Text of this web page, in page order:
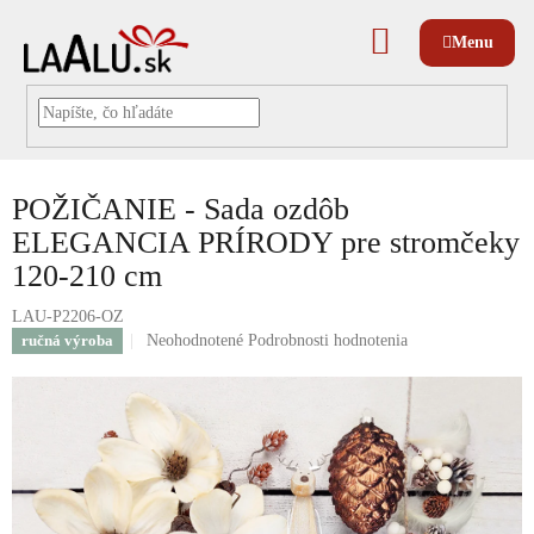
NÁKUPNÝ
KOŠÍK
POŽIČANIE - Sada ozdôb
ELEGANCIA PRÍRODY pre stromčeky
120-210 cm
LAU-P2206-OZ
ručná výroba
Priemerné
je
z
5
hviezdičiek.
Neohodnotené Podrobnosti hodnotenia